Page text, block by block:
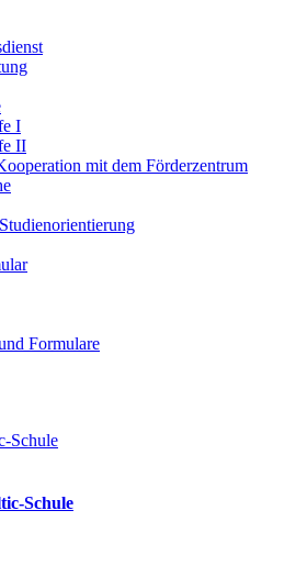
I
II
mit dem Förderzentrum
Formulare
Schule
Schule